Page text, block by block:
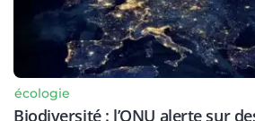
écologie
Biodiversité : l’ONU alerte sur